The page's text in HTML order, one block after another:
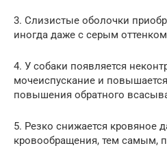
3. Слизистые оболочки
иногда даже с серым
4. У собаки появляется
мочеиспускание и
повышения обратного
5. Резко снижается кровяное
кровообращения, тем самым,